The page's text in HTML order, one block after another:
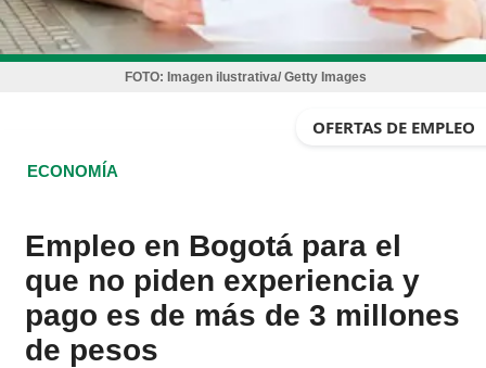
FOTO: Imagen ilustrativa/ Getty Images
OFERTAS DE EMPLEO
ECONOMÍA
Empleo en Bogotá para el
que no piden experiencia y
pago es de más de 3 millones
de pesos